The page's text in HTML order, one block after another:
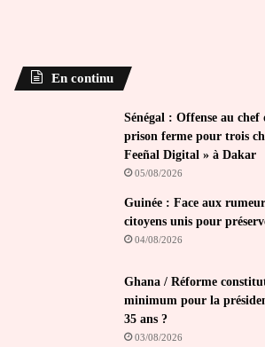
En continu
Sénégal : Offense au
prison ferme pour trois
Feeñal Digital » à Dakar
05/08/2026
Guinée : Face aux
citoyens unis pour
04/08/2026
Ghana / Réforme
minimum pour la
35 ans ?
03/08/2026